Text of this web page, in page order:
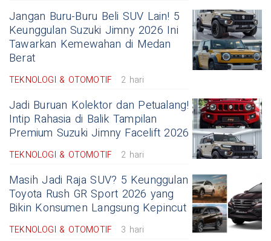
Jangan Buru-Buru Beli SUV Lain! 5
Keunggulan Suzuki Jimny 2026 Ini
Tawarkan Kemewahan di Medan
Berat
TEKNOLOGI & OTOMOTIF 2 hari
Jadi Buruan Kolektor dan Petualang!
Intip Rahasia di Balik Tampilan
Premium Suzuki Jimny Facelift 2026
TEKNOLOGI & OTOMOTIF 2 hari
Masih Jadi Raja SUV? 5 Keunggulan
Toyota Rush GR Sport 2026 yang
Bikin Konsumen Langsung Kepincut
TEKNOLOGI & OTOMOTIF 3 hari